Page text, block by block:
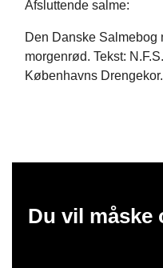
Afsluttende salme:
Den Danske Salmebog
morgenrød. Tekst:
Københavns Drengekor.
Du vil måske